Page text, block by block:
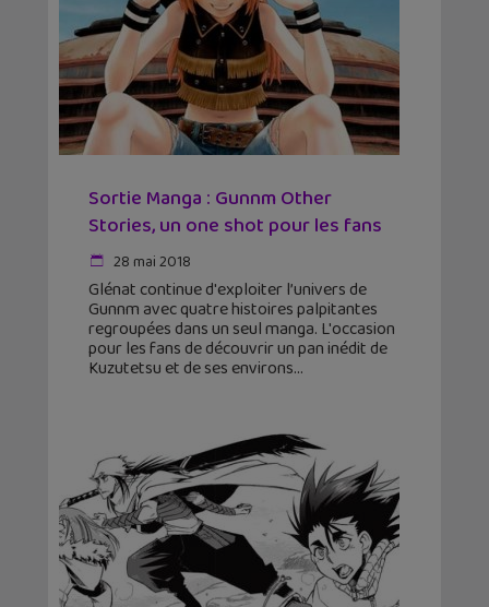
Sortie Manga : Gunnm Other
Stories, un one shot pour les fans
28 mai 2018
Glénat continue d'exploiter l’univers de
Gunnm avec quatre histoires palpitantes
regroupées dans un seul manga. L'occasion
pour les fans de découvrir un pan inédit de
Kuzutetsu et de ses environs